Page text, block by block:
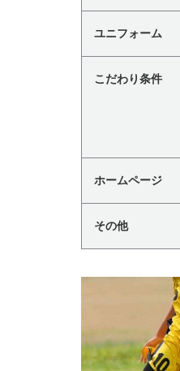
ユニフォーム
こだわり条件
ホームページ
その他